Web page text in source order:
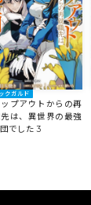
クガルド
ップアウトからの再
は、異世界の最強
でした 3